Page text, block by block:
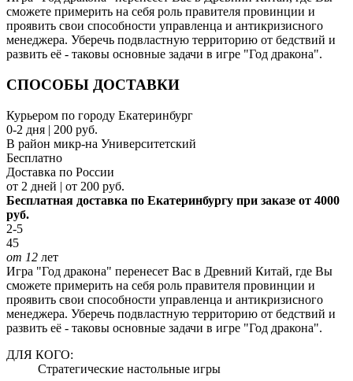
сможете примерить на себя роль правителя провинции и
проявить свои способности управленца и антикризисного
менеджера. Уберечь подвластную территорию от бедствий и
развить её - таковы основные задачи в игре "Год дракона".
СПОСОБЫ ДОСТАВКИ
Курьером по городу Екатеринбург
0-2 дня | 200 руб.
В район микр-на Университетский
Бесплатно
Доставка по России
от 2 дней | от 200 руб.
Бесплатная доставка по Екатеринбургу при заказе от 4000
руб.
2-5
45
от 12 лет
Игра "Год дракона" перенесет Вас в Древний Китай, где Вы
сможете примерить на себя роль правителя провинции и
проявить свои способности управленца и антикризисного
менеджера. Уберечь подвластную территорию от бедствий и
развить её - таковы основные задачи в игре "Год дракона".
ДЛЯ КОГО:
Стратегические настольные игры